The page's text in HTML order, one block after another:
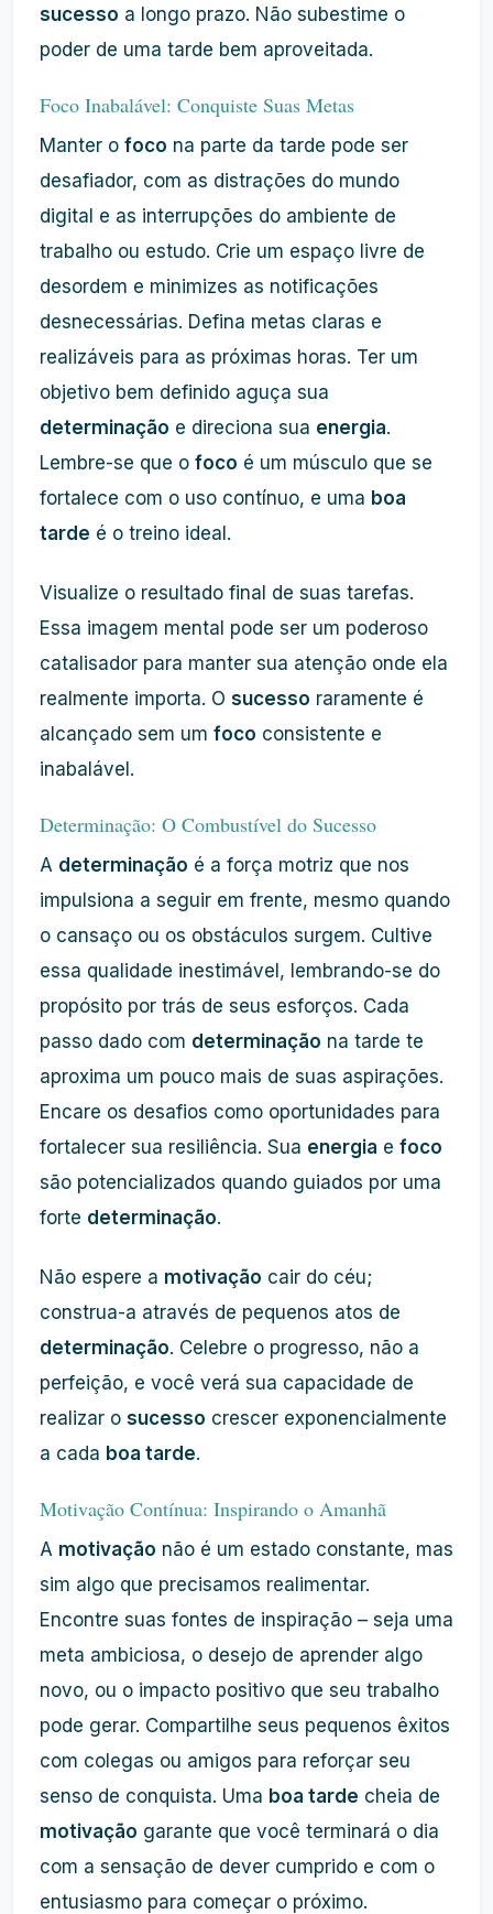
sucesso a longo prazo. Não subestime o
poder de uma tarde bem aproveitada.
Foco Inabalável: Conquiste Suas Metas
Manter o foco na parte da tarde pode ser
desafiador, com as distrações do mundo
digital e as interrupções do ambiente de
trabalho ou estudo. Crie um espaço livre de
desordem e minimizes as notificações
desnecessárias. Defina metas claras e
realizáveis para as próximas horas. Ter um
objetivo bem definido aguça sua
determinação e direciona sua energia.
Lembre-se que o foco é um músculo que se
fortalece com o uso contínuo, e uma boa
tarde é o treino ideal.
Visualize o resultado final de suas tarefas.
Essa imagem mental pode ser um poderoso
catalisador para manter sua atenção onde ela
realmente importa. O sucesso raramente é
alcançado sem um foco consistente e
inabalável.
Determinação: O Combustível do Sucesso
A determinação é a força motriz que nos
impulsiona a seguir em frente, mesmo quando
o cansaço ou os obstáculos surgem. Cultive
essa qualidade inestimável, lembrando-se do
propósito por trás de seus esforços. Cada
passo dado com determinação na tarde te
aproxima um pouco mais de suas aspirações.
Encare os desafios como oportunidades para
fortalecer sua resiliência. Sua energia e foco
são potencializados quando guiados por uma
forte determinação.
Não espere a motivação cair do céu;
construa-a através de pequenos atos de
determinação. Celebre o progresso, não a
perfeição, e você verá sua capacidade de
realizar o sucesso crescer exponencialmente
a cada boa tarde.
Motivação Contínua: Inspirando o Amanhã
A motivação não é um estado constante, mas
sim algo que precisamos realimentar.
Encontre suas fontes de inspiração – seja uma
meta ambiciosa, o desejo de aprender algo
novo, ou o impacto positivo que seu trabalho
pode gerar. Compartilhe seus pequenos êxitos
com colegas ou amigos para reforçar seu
senso de conquista. Uma boa tarde cheia de
motivação garante que você terminará o dia
com a sensação de dever cumprido e com o
entusiasmo para começar o próximo.